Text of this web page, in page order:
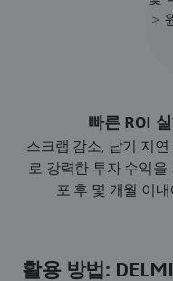
빠른 ROI
스크랩 감소, 납기 지
로 강력한 투자 수익을
포 후 몇 개월 이
활용 방법: